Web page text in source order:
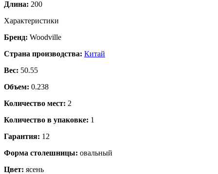
Длина: 200
Характеристики
Бренд: Woodville
Страна производства: Китай
Вес: 50.55
Объем: 0.238
Количество мест: 2
Количество в упаковке: 1
Гарантия: 12
Форма столешницы: овальный
Цвет: ясень